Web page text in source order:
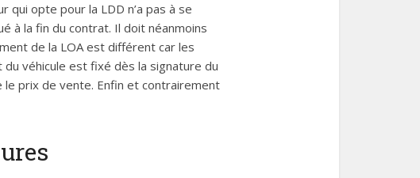
opte pour la LDD n’a pas à se
à la fin du contrat. Il doit néanmoins
de la LOA est différent car les
véhicule est fixé dès la signature du
prix de vente. Enfin et contrairement